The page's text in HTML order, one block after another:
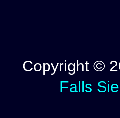
Copyright ©
Falls